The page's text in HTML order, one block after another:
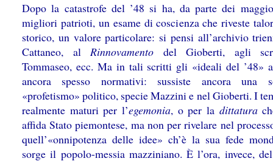
Dopo la catastrofe del ’48 si ha, da parte dei
migliori patrioti, un esame di coscienza che riveste
storico, un valore particolare: si pensi all’archivio
Cattaneo, alRinnovamento del Gioberti, agli
Tommaseo, ecc. Ma in tali scritti gli «ideali del ’48»
ancora spesso normativi: sussiste ancora una
«profetismo» politico, specie Mazzini e nel Gioberti. I
realmente maturi per l’egemonia, o per la dittatura
affida Stato piemontese, ma non per rivelare nel
quell’«onnipotenza delle idee» ch’è la sua fede
sorge il popolo-messia mazziniano. È l’ora, invece,